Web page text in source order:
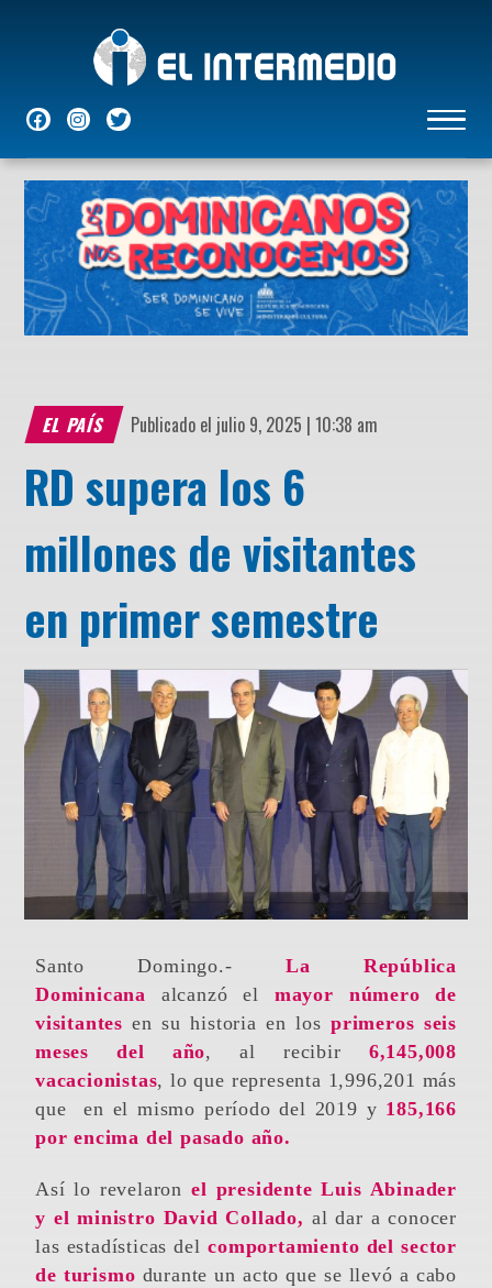
NACIONALES INTERNACIONALESECONÓMICASDEPORTES ENTRETENIMIENTO
EL PAÍS Publicado el julio 9, 2025 | 10:38 am
RD supera los 6
millones de visitantes
en primer semestre
Santo Domingo.- La República
Dominicana alcanzó el mayor número de
visitantes en su historia en los primeros seis
meses del año, al recibir 6,145,008
vacacionistas, lo que representa 1,996,201 más
que en el mismo período del 2019 y 185,166
por encima del pasado año.
Así lo revelaron el presidente Luis Abinader
y el ministro David Collado, al dar a conocer
las estadísticas delcomportamiento del sector
de turismo durante un acto que se llevó a cabo